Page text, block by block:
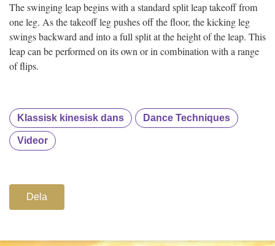
The swinging leap begins with a standard split leap takeoff from
one leg. As the takeoff leg pushes off the floor, the kicking leg
swings backward and into a full split at the height of the leap. This
leap can be performed on its own or in combination with a range
of flips.
Klassisk kinesisk dans Dance Techniques
Videor
Dela